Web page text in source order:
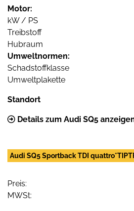
Motor:
kW / PS
Treibstoff
Hubraum
Umweltnormen:
Schadstoffklasse
Umweltplakette
Standort
Details zum Audi SQ5
Audi SQ5 Sportback TDI
Preis:
MWSt: